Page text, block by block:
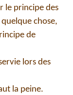
le principe des
chose,
de
lors des
la peine.